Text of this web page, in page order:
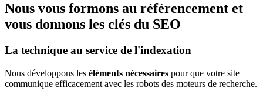
Nous vous formons au référencement et
vous donnons les clés du SEO
La technique au service de l'indexation
Nous développons les éléments nécessaires pour que votre site
communique efficacement avec les robots des moteurs de recherche.